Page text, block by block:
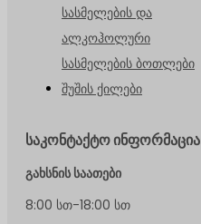
სასმელების და
ალკოჰოლური
სასმელების ბოთლები
შუშის ქილები
საკონტაქტო ინფორმაცია
გახსნის საათები
8:00 სთ-18:00 სთ